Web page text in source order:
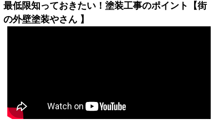
最低限知っておきたい！塗装工事のポイント【街
の外壁塗装やさん 】